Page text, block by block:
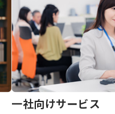
一社向けサービス